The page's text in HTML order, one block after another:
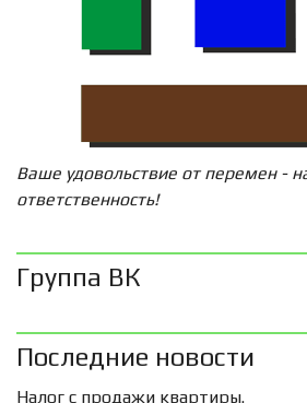
Ваше удовольствие от перемен -
ответственность!
Группа ВК
Последние новости
Налог с продажи квартиры.